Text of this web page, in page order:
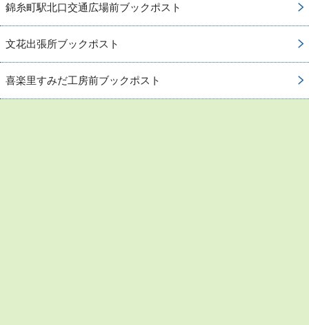
錦糸町駅北口交通広場前ブックポスト
文花出張所ブックポスト
喜楽里すみだ工房前ブックポスト